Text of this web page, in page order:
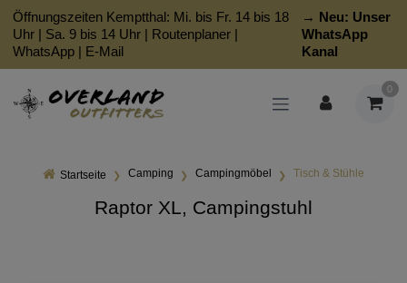
Öffnungszeiten Kemptthal: Mi. bis Fr. 14 bis 18
Uhr | Sa. 9 bis 14 Uhr | Routenplaner |
WhatsApp | E-Mail
→ Neu: Unser
WhatsApp
Kanal
0
Startseite Camping Campingmöbel Tisch & Stühle
Raptor XL, Campingstuhl